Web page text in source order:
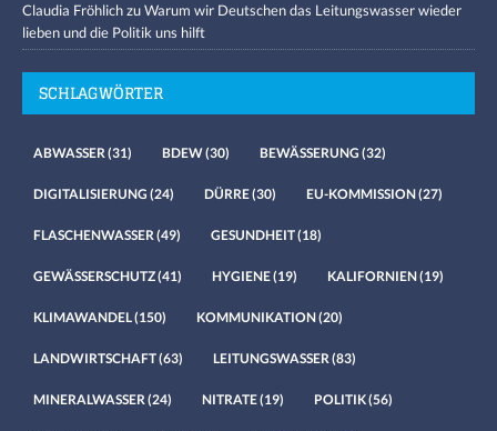
Claudia FröhlichzuWarum wir Deutschen das Leitungswasser wieder
lieben und die Politik uns hilft
SCHLAGWÖRTER
ABWASSER(31) BDEW(30) BEWÄSSERUNG (32)
DIGITALISIERUNG (24) DÜRRE(30) EU-KOMMISSION(27)
FLASCHENWASSER(49) GESUNDHEIT(18)
GEWÄSSERSCHUTZ(41) HYGIENE(19) KALIFORNIEN(19)
KLIMAWANDEL(150) KOMMUNIKATION(20)
LANDWIRTSCHAFT(63) LEITUNGSWASSER(83)
MINERALWASSER(24) NITRATE(19) POLITIK(56)